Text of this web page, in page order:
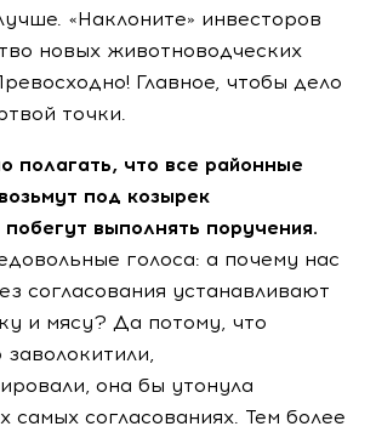
«Наклоните» инвесторов
новых животноводческих
Главное, чтобы дело
точки.
полагать, что все районные
под козырек
побегут выполнять поручения.
голоса: а почему нас
согласования устанавливают
и мясу? Да потому, что
она бы утонула
самых согласованиях. Тем более